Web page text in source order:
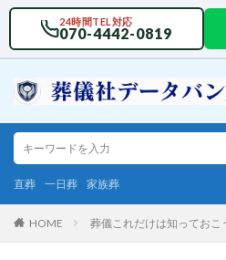
24時間TEL対応
070-4442-0819
直葬 一日葬 家族葬
HOME 葬儀これだけは知っておこ